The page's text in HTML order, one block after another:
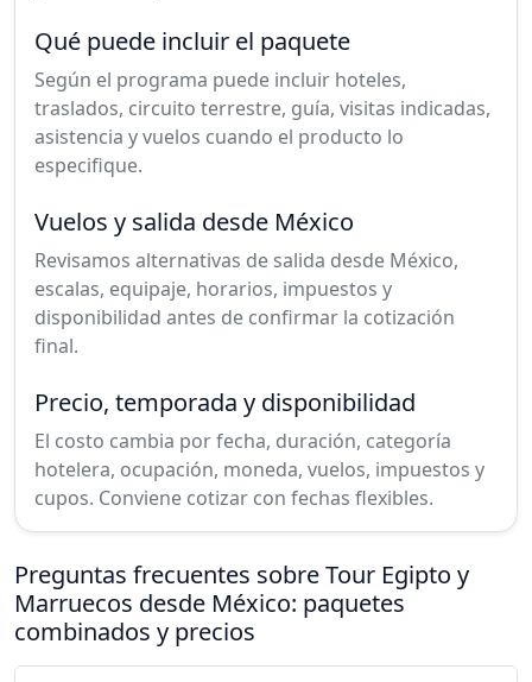
Qué puede incluir el paquete
Según el programa puede incluir hoteles,
traslados, circuito terrestre, guía, visitas indicadas,
asistencia y vuelos cuando el producto lo
especifique.
Vuelos y salida desde México
Revisamos alternativas de salida desde México,
escalas, equipaje, horarios, impuestos y
disponibilidad antes de confirmar la cotización
final.
Precio, temporada y disponibilidad
El costo cambia por fecha, duración, categoría
hotelera, ocupación, moneda, vuelos, impuestos y
cupos. Conviene cotizar con fechas flexibles.
Preguntas frecuentes sobre Tour Egipto y
Marruecos desde México: paquetes
combinados y precios